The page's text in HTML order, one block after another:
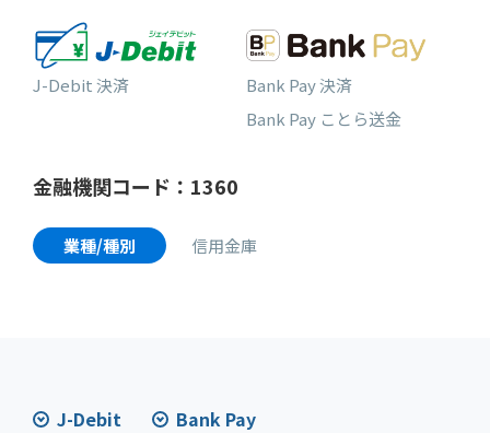
J-Debit 決済
Bank Pay 決済
Bank Pay ことら送金
金融機関コード：1360
業種/種別 信用金庫
J-Debit Bank Pay